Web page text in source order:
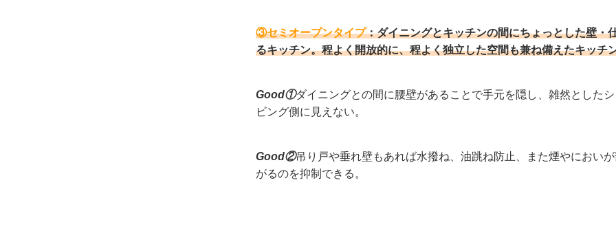
③セミオープンタイプ：ダイニングとキッチンの間にちょっとした壁・
るキッチン。程よく開放的に、程よく独立した空間も兼ね備えたキッチ
Good①ダイニングとの間に腰壁があることで手元を隠し、雑然としたシ
ビング側に見えない。
Good②吊り戸や垂れ壁もあれば水撥ね、油跳ね防止、また煙やにおい
がるのを抑制できる。